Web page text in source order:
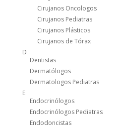
Cirujanos Oncologos
Cirujanos Pediatras
Cirujanos Plásticos
Cirujanos de Tórax
D
Dentistas
Dermatólogos
Dermatologos Pediatras
E
Endocrinólogos
Endocrinólogos Pediatras
Endodoncistas